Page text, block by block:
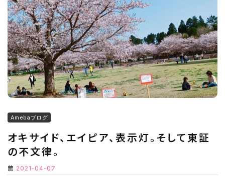
Amebaブログ
オキサイド、エイピア、表示灯。そして東証
の不文律。
2021-04-07